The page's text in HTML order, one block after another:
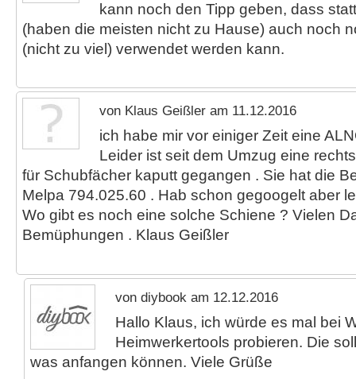
kann noch den Tipp geben, dass
(haben die meisten nicht zu Hause) auch noch
(nicht zu viel) verwendet werden kann.
von Klaus Geißler am 11.12.2016
ich habe mir vor einiger Zeit eine
Leider ist seit dem Umzug eine
für Schubfächer kaputt gegangen . Sie hat die
Melpa 794.025.60 . Hab schon gegoogelt aber
Wo gibt es noch eine solche Schiene ? Vielen
Bemüphungen . Klaus Geißler
von diybook am 12.12.2016
Hallo Klaus, ich würde es mal bei
Heimwerkertools probieren. Die
was anfangen können. Viele Grüße